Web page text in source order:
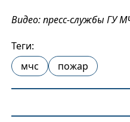
Видео: пресс-службы ГУ
Теги:
мчс
пожар